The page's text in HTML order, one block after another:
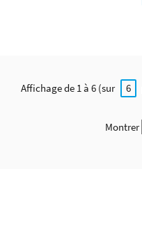
Affichage de 1 à 6 (sur 6
Montrer